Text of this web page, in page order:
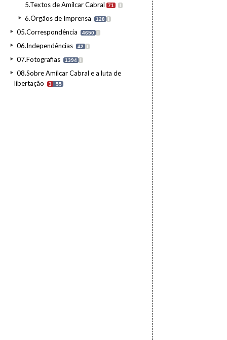
5.Textos de Amílcar Cabral 71 I
6.Órgãos de Imprensa 128 I
05.Correspondência 4650 I
06.Independências 42 I
07.Fotografias 1394 I
08.Sobre Amílcar Cabral e a luta de
libertação
3 55